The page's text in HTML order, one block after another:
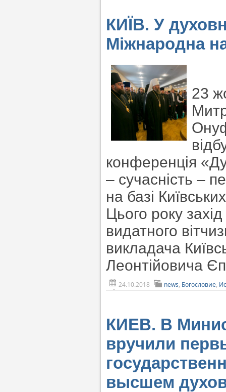
КИЇВ. У
Міжнародна
23
конференція
– сучасність –
на базі
Цього року
видатного
викладача
Леонтійовича
24.10.2018 news, Богословие,
КИЕВ. В
вручили
высшем